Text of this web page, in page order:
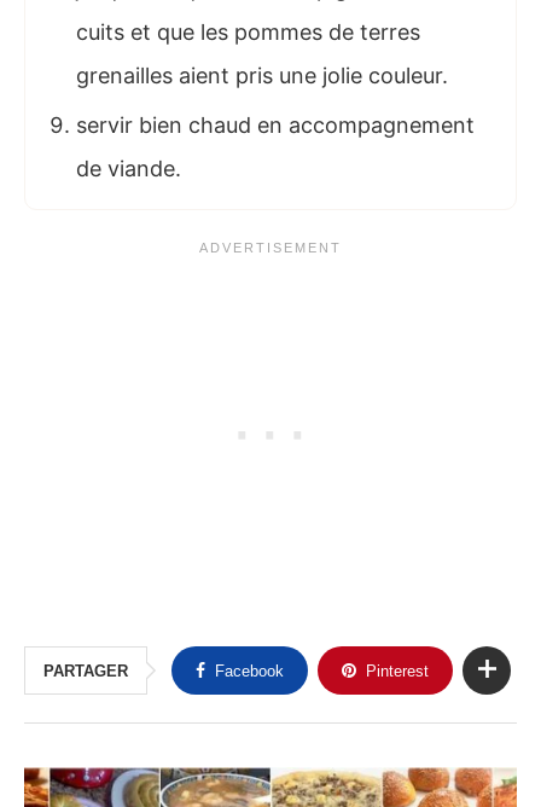
cuits et que les pommes de terres
grenailles aient pris une jolie couleur.
servir bien chaud en accompagnement
de viande.
PARTAGER Facebook Pinterest